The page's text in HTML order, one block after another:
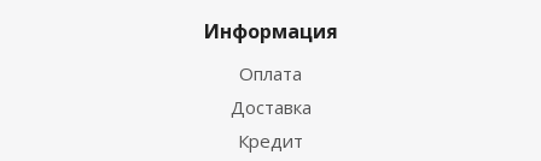
Информация
Оплата
Доставка
Кредит